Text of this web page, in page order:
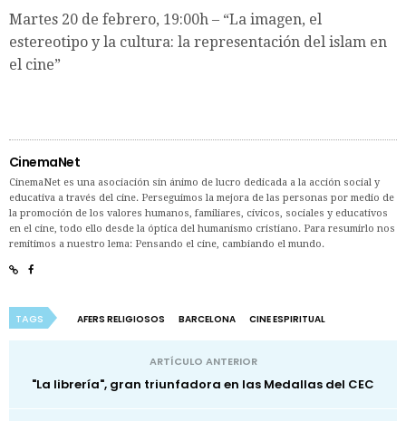
Martes 20 de febrero, 19:00h – “La imagen, el
estereotipo y la cultura: la representación del islam en
el cine”
CinemaNet
CinemaNet es una asociación sin ánimo de lucro dedicada a la acción social y
educativa a través del cine. Perseguimos la mejora de las personas por medio de
la promoción de los valores humanos, familiares, cívicos, sociales y educativos
en el cine, todo ello desde la óptica del humanismo cristiano. Para resumirlo nos
remitimos a nuestro lema: Pensando el cine, cambiando el mundo.
TAGS AFERS RELIGIOSOS BARCELONA CINE ESPIRITUAL
ARTÍCULO ANTERIOR
"La librería", gran triunfadora en las Medallas del CEC